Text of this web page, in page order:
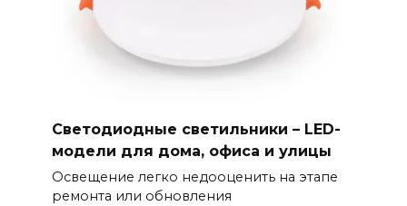
Светодиодные светильники – LED-
модели для дома, офиса и улицы
Освещение легко недооценить на этапе
ремонта или обновления